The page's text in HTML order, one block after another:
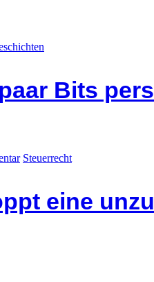
Bits
Steuerrecht
eine